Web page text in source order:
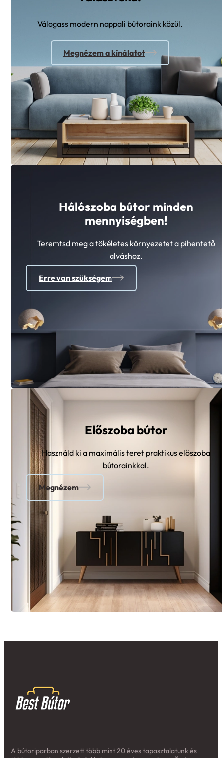
Megnézem a kínálatot
mennyiségben!
Teremtsd meg a tökéletes környezetet a pihentető
alváshoz.
Erre van szükségem
Előszoba bútor
Használd ki a maximális teret praktikus előszoba
bútorainkkal.
Megnézem
több ezer elégedett vásárlónk a garancia arra, hogy Ön is
minőségi termékekre és kiváló szolgáltatásra számíthat tőlünk.